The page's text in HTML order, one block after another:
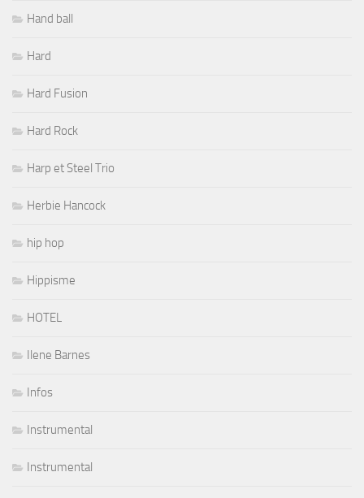
Hand ball
Hard
Hard Fusion
Hard Rock
Harp et Steel Trio
Herbie Hancock
hip hop
Hippisme
HOTEL
Ilene Barnes
Infos
Instrumental
Instrumental